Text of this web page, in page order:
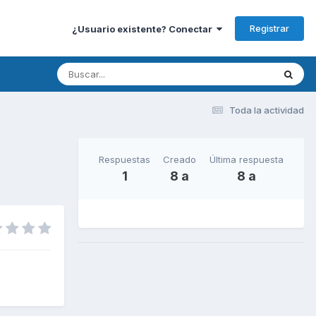
¿Usuario existente? Conectar Registrar
Toda la actividad
Respuestas
1
Creado
8 a
Última respuesta
8 a